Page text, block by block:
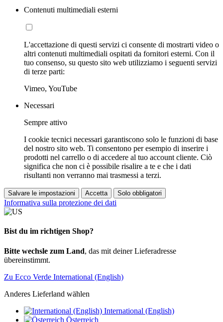
Contenuti multimediali esterni
L'accettazione di questi servizi ci consente di mostrarti video o
altri contenuti multimediali ospitati da fornitori esterni. Con il
tuo consenso, su questo sito web utilizziamo i seguenti servizi
di terze parti:
Vimeo, YouTube
Necessari
Sempre attivo
I cookie tecnici necessari garantiscono solo le funzioni di base
del nostro sito web. Ti consentono per esempio di inserire i
prodotti nel carrello o di accedere al tuo account cliente. Ciò
significa che non ci è possibile risalire a te e che i dati
risultanti non verranno mai trasmessi a terzi.
Salvare le impostazioni Accetta Solo obbligatori
Informativa sulla protezione dei dati
Bist du im richtigen Shop?
Bitte wechsle zum Land, das mit deiner Lieferadresse
übereinstimmt.
Zu Ecco Verde International (English)
Anderes Lieferland wählen
International (English)
Österreich